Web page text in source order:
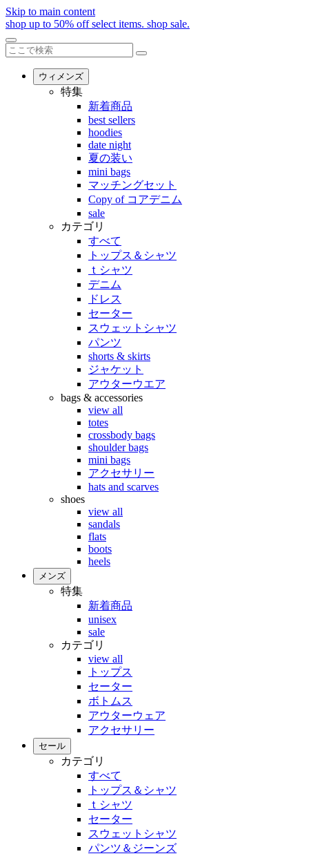
Skip to main content
shop up to 50% off select items. shop sale.
ウィメンズ
特集
新着商品
best sellers
hoodies
date night
夏の装い
mini bags
マッチングセット
Copy of コアデニム
sale
カテゴリ
すべて
トップス＆シャツ
ｔシャツ
デニム
ドレス
セーター
スウェットシャツ
パンツ
shorts & skirts
ジャケット
アウターウエア
bags & accessories
view all
totes
crossbody bags
shoulder bags
mini bags
アクセサリー
hats and scarves
shoes
view all
sandals
flats
boots
heels
メンズ
特集
新着商品
unisex
sale
カテゴリ
view all
トップス
セーター
ボトムス
アウターウェア
アクセサリー
セール
カテゴリ
すべて
トップス＆シャツ
ｔシャツ
セーター
スウェットシャツ
パンツ＆ジーンズ